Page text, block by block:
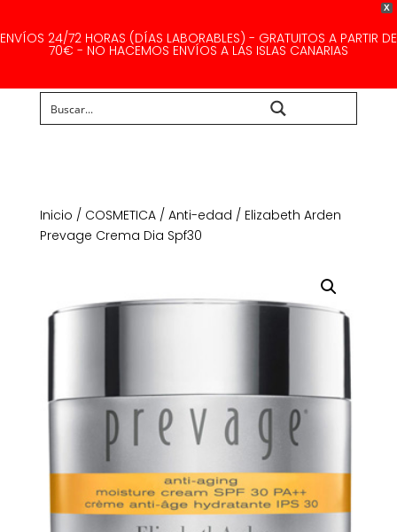
X
ENVÍOS 24/72 HORAS (DÍAS LABORABLES) - GRATUITOS A PARTIR DE
70€ - NO HACEMOS ENVÍOS A LAS ISLAS CANARIAS
Inicio / COSMETICA/ Anti-edad / Elizabeth Arden
Prevage Crema Dia Spf30